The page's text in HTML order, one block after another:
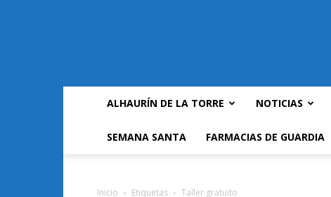
ALHAURÍN DE LA TORRE NOTICIAS
SEMANA SANTA FARMACIAS DE GUARDIA
Inicio Etiquetas Taller gratuito